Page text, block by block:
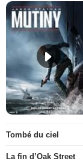
Tombé du ciel
La fin d’Oak Street